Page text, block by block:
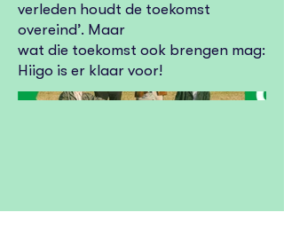
verleden houdt de toekomst
overeind’. Maar
wat die toekomst ook brengen mag:
Hiigo is er klaar voor!